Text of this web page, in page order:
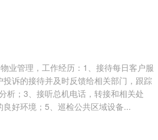
业管理，工作经历：1、接待每日客户服
诉的接待并及时反馈给相关部门，跟踪
析；3、接听总机电话，转接和相关处
好环境；5、巡检公共区域设备...